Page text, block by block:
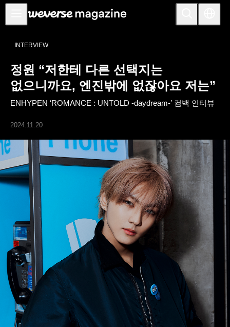
공지사항
FEATURE
INTERVIEW
INTERACTIVE
FIRST+VIEW
THE
INDUSTRY
PLAYLIST
ALL
ARTICLES
LOGIN
INTERVIEW
정원 “저한테 다른 선택지는
없으니까요, 엔진밖에 없잖아요 저는”
ENHYPEN ‘ROMANCE : UNTOLD -daydream-’ 컴백 인터뷰
2024.11.20